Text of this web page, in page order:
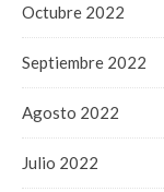
Octubre 2022
Septiembre 2022
Agosto 2022
Julio 2022